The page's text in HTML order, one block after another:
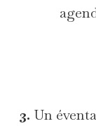
3. Un